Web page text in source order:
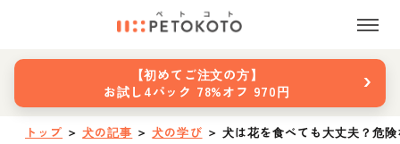
【初めてご注文の方】
お試し4パック 78%オフ 970円
›
トップ ＞ 犬の記事 ＞ 犬の学び ＞ 犬は花を食べても大丈夫？危